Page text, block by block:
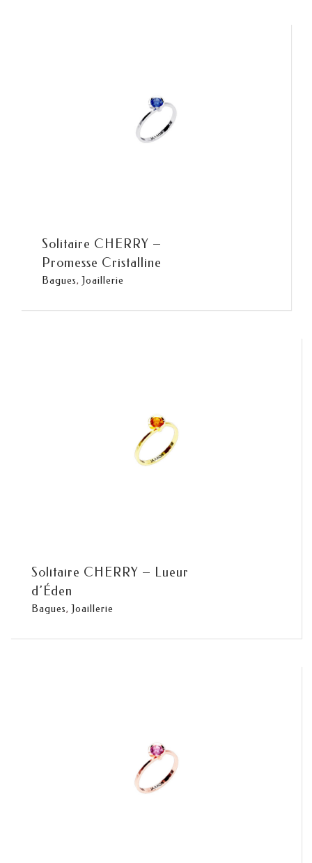
Solitaire CHERRY –
Promesse Cristalline
Bagues,Joaillerie
Solitaire CHERRY – Lueur
d’Éden
Bagues,Joaillerie